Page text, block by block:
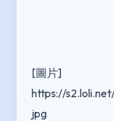
[圖片]
https://
jpg